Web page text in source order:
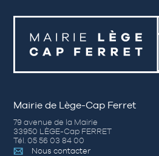
Mairie de Lège-Cap Ferret
79 avenue de la Mairie
33950 LÈGE-Cap FERRET
Tél. 05 56 03 84 00
Nous contacter